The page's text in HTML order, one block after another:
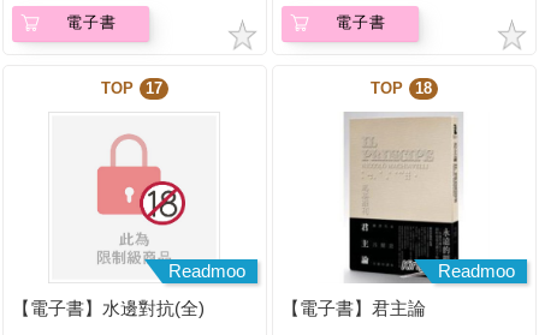
電子書 電子書
TOP 17
Readmoo
【電子書】水邊對抗(全)
TOP 18
Readmoo
【電子書】君主論